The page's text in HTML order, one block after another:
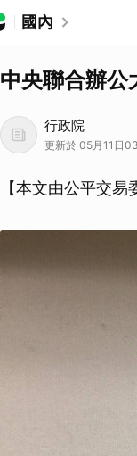
國內
中央聯合辦公
行政院
更新於 05月11日
【本文由公平交易